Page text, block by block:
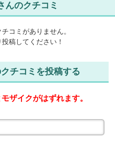
んのクチコミ
コミがありません。
稿してください！
チコミを投稿する
ザイクがはずれます。